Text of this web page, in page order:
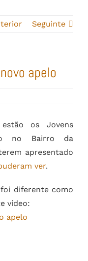
Seguinte
apelo
os Jovens
no Bairro da
apresentado
ver.
diferente como
vídeo:
apelo